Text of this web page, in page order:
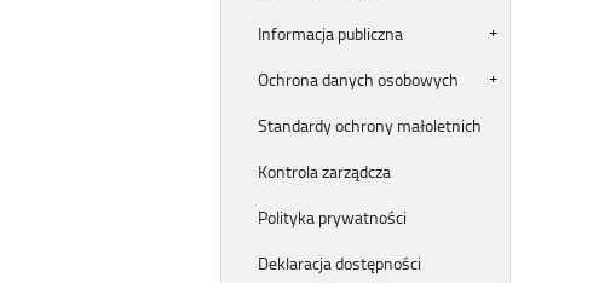
Informacja publiczna
Ochrona danych osobowych
Standardy ochrony małoletnich
Kontrola zarządcza
Polityka prywatności
Deklaracja dostępności